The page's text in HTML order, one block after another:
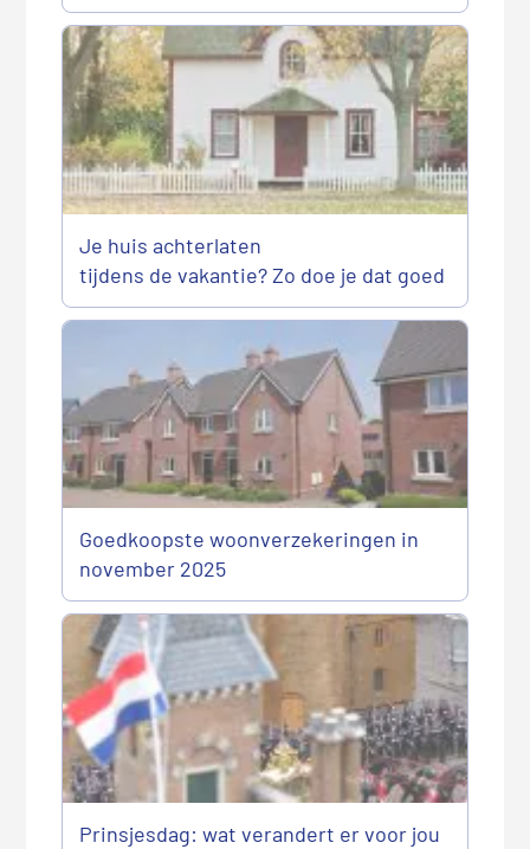
Je huis achterlaten
tijdens de vakantie? Zo doe je dat goed
Goedkoopste woonverzekeringen in
november 2025
Prinsjesdag: wat verandert er voor jou